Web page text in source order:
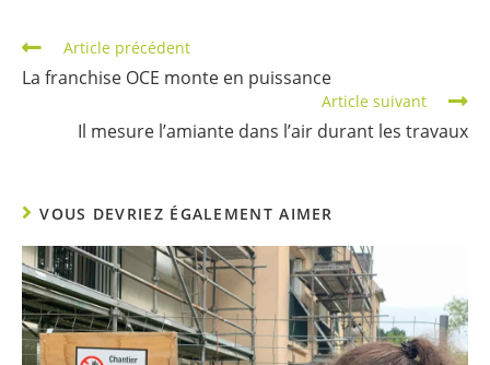
Article précédent
La franchise OCE monte en puissance
Article suivant
Il mesure l’amiante dans l’air durant les travaux
VOUS DEVRIEZ ÉGALEMENT AIMER